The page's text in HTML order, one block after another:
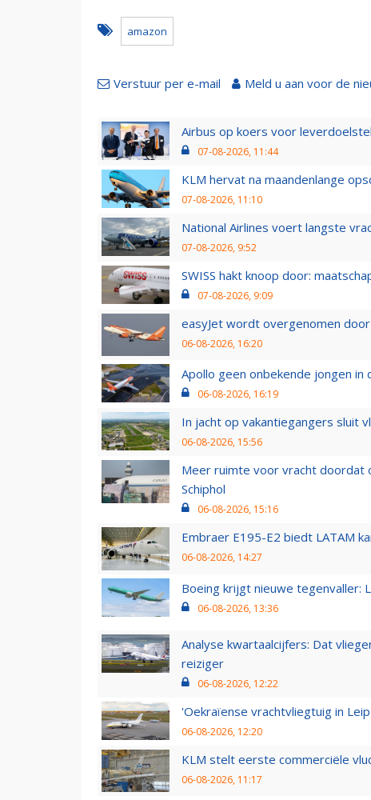
amazon
Verstuur per e-mail Meld u aan voor de
Airbus op koers voor
07-08-2026, 11:44
KLM hervat na maandenlange
07-08-2026, 11:10
National Airlines voert langste
07-08-2026, 9:52
SWISS hakt knoop door:
07-08-2026, 9:09
easyJet wordt overgenomen
06-08-2026, 16:20
Apollo geen onbekende jongen in
06-08-2026, 16:19
In jacht op vakantiegangers sluit
06-08-2026, 15:56
Meer ruimte voor vracht doordat
Schiphol
06-08-2026, 15:16
Embraer E195-E2 biedt LATAM
06-08-2026, 14:27
Boeing krijgt nieuwe tegenvaller:
06-08-2026, 13:36
Analyse kwartaalcijfers: Dat
reiziger
06-08-2026, 12:22
'Oekraïense vrachtvliegtuig in
06-08-2026, 12:20
KLM stelt eerste commerciële
06-08-2026, 11:17